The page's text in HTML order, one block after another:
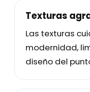
Texturas
Las texturas
modernidad,
diseño del